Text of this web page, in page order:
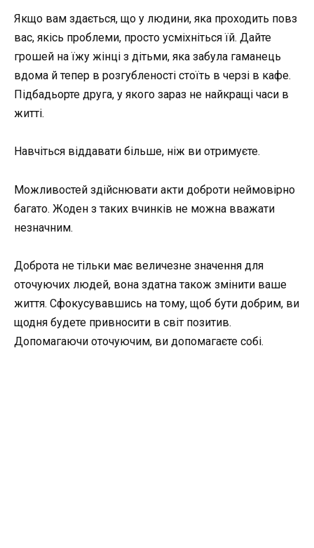
Якщо вам здається, що у людини, яка проходить повз
вас, якісь проблеми, просто усміхніться їй. Дайте
грошей на їжу жінці з дітьми, яка забула гаманець
вдома й тепер в розгубленості стоїть в черзі в кафе.
Підбадьорте друга, у якого зараз не найкращі часи в
житті.
Навчіться віддавати більше, ніж ви отримуєте.
Можливостей здійснювати акти доброти неймовірно
багато. Жоден з таких вчинків не можна вважати
незначним.
Доброта не тільки має величезне значення для
оточуючих людей, вона здатна також змінити ваше
життя. Сфокусувавшись на тому, щоб бути добрим, ви
щодня будете привносити в світ позитив.
Допомагаючи оточуючим, ви допомагаєте собі.